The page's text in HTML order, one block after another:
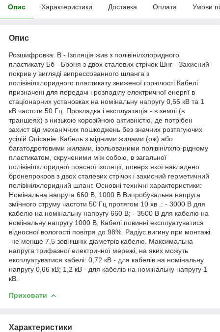
Опис Характеристики Доставка Оплата Умови
Опис
Розшифровка: В - Ізоляція жив з полівінілхлоридного
пластикату Бб - Броня з двох сталевих стрічок Шнг - Захисний
покрив у вигляді випрессованного шланга з
полівінілхлоридного пластикату зниженої горючості.Кабелі
призначені для передачі і розподілу електричної енергії в
стаціонарних установках на номінальну напругу 0,66 кВ та 1
кВ частоти 50 Гц. Прокладка і експлуатація - в землі (в
траншеях) з низькою корозійною активністю, де потрібен
захист від механічних пошкоджень без значних розтягуючих
усілій.Опісаніе: Кабель з мідними жилами (ож) або
багатодротовими жилами, ізольованими полівінілхло-рідному
пластикатом, скрученими між собою, в загальної
полівінілхлоридної поясної ізоляції, поверх якої накладено
бронепрокров з двох сталевих стрічок і захисний герметичний
полівінілхлоридний шланг. Основні технічні характеристики:
Номінальна напруга 660 В, 1000 В Випробувальна напруга
змінного струму частоти 50 Гц протягом 10 хв .: - 3000 В для
кабелю на номінальну напругу 660 В; - 3500 В для кабелю на
номінальну напругу 1000 В; Кабелі повинні експлуатуватися
відносної вологості повітря до 98%. Радіус вигину при монтажі
-не менше 7,5 зовнішніх діаметрів кабелю. Максимальна
напруга трифазної електричної мережі, на яких можуть
експлуатуватися кабелі: 0,72 кВ - для кабелів на номінальну
напругу 0,66 кВ; 1,2 кВ - для кабелів на номінальну напругу 1
кВ.
Приховати
Характеристики